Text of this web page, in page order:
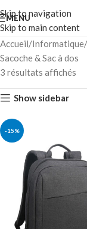
Skip to navigation
Skip to main content
MENU
Accueil Informatique
Sacoche & Sac à dos
3 résultats affichés
Show sidebar
-15%